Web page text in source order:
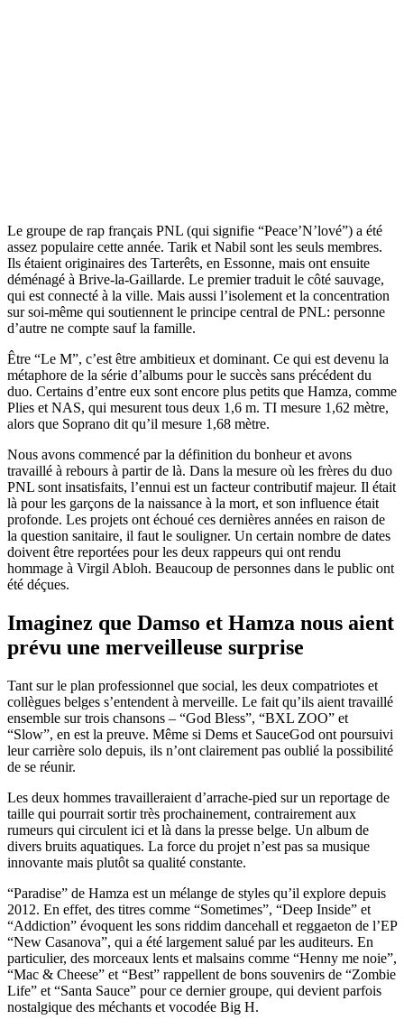
Le groupe de rap français PNL (qui signifie “Peace’N’lové”) a été
assez populaire cette année. Tarik et Nabil sont les seuls membres.
Ils étaient originaires des Tarterêts, en Essonne, mais ont ensuite
déménagé à Brive-la-Gaillarde. Le premier traduit le côté sauvage,
qui est connecté à la ville. Mais aussi l’isolement et la concentration
sur soi-même qui soutiennent le principe central de PNL: personne
d’autre ne compte sauf la famille.
Être “Le M”, c’est être ambitieux et dominant. Ce qui est devenu la
métaphore de la série d’albums pour le succès sans précédent du
duo. Certains d’entre eux sont encore plus petits que Hamza, comme
Plies et NAS, qui mesurent tous deux 1,6 m. TI mesure 1,62 mètre,
alors que Soprano dit qu’il mesure 1,68 mètre.
Nous avons commencé par la définition du bonheur et avons
travaillé à rebours à partir de là. Dans la mesure où les frères du duo
PNL sont insatisfaits, l’ennui est un facteur contributif majeur. Il était
là pour les garçons de la naissance à la mort, et son influence était
profonde. Les projets ont échoué ces dernières années en raison de
la question sanitaire, il faut le souligner. Un certain nombre de dates
doivent être reportées pour les deux rappeurs qui ont rendu
hommage à Virgil Abloh. Beaucoup de personnes dans le public ont
été déçues.
Imaginez que Damso et Hamza nous aient
prévu une merveilleuse surprise
Tant sur le plan professionnel que social, les deux compatriotes et
collègues belges s’entendent à merveille. Le fait qu’ils aient travaillé
ensemble sur trois chansons – “God Bless”, “BXL ZOO” et
“Slow”, en est la preuve. Même si Dems et SauceGod ont poursuivi
leur carrière solo depuis, ils n’ont clairement pas oublié la possibilité
de se réunir.
Les deux hommes travailleraient d’arrache-pied sur un reportage de
taille qui pourrait sortir très prochainement, contrairement aux
rumeurs qui circulent ici et là dans la presse belge. Un album de
divers bruits aquatiques. La force du projet n’est pas sa musique
innovante mais plutôt sa qualité constante.
“Paradise” de Hamza est un mélange de styles qu’il explore depuis
2012. En effet, des titres comme “Sometimes”, “Deep Inside” et
“Addiction” évoquent les sons riddim dancehall et reggaeton de l’EP
“New Casanova”, qui a été largement salué par les auditeurs. En
particulier, des morceaux lents et malsains comme “Henny me noie”,
“Mac & Cheese” et “Best” rappellent de bons souvenirs de “Zombie
Life” et “Santa Sauce” pour ce dernier groupe, qui devient parfois
nostalgique des méchants et vocodée Big H.